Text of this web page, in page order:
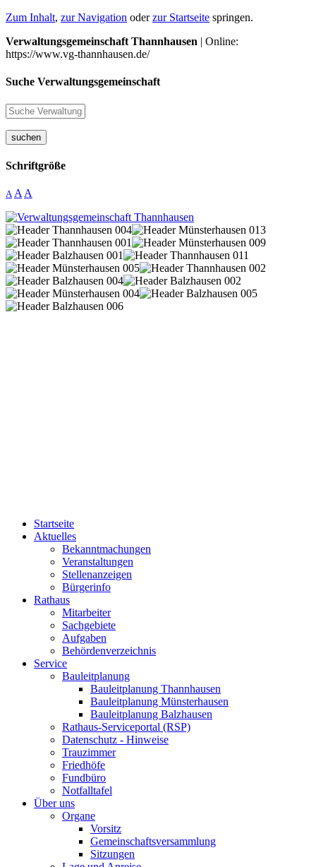
Zum Inhalt, zur Navigation oderzur Startseite springen.
Verwaltungsgemeinschaft Thannhausen | Online:
https://www.vg-thannhausen.de/
Suche Verwaltungsgemeinschaft
suchen
Schriftgröße
A A A
Startseite
Aktuelles
Bekanntmachungen
Veranstaltungen
Stellenanzeigen
Bürgerinfo
Rathaus
Mitarbeiter
Sachgebiete
Aufgaben
Behördenverzeichnis
Service
Bauleitplanung
Bauleitplanung Thannhausen
Bauleitplanung Münsterhausen
Bauleitplanung Balzhausen
Rathaus-Serviceportal (RSP)
Datenschutz - Hinweise
Trauzimmer
Friedhöfe
Fundbüro
Notfalltafel
Über uns
Organe
Vorsitz
Gemeinschaftsversammlung
Sitzungen